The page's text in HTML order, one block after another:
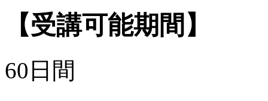
【受講可能期間】
60日間